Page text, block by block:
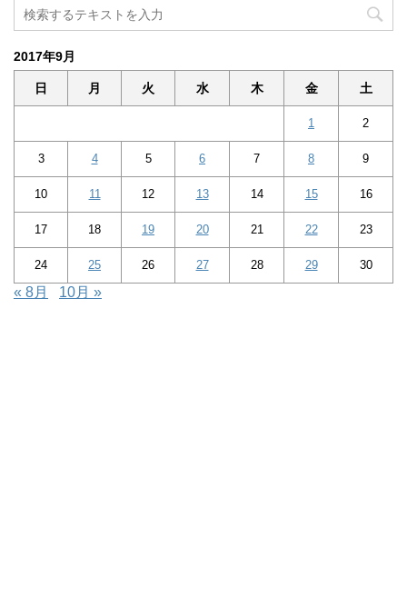
2017年9月
日 月 火 水 木 金 土
1 2
3 4 5 6 7 8 9
10 11 12 13 14 15 16
17 18 19 20 21 22 23
24 25 26 27 28 29 30
« 8月 10月 »